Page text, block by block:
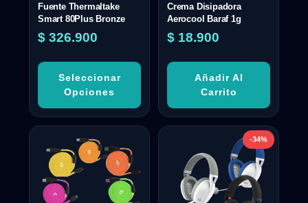
Fuente Thermaltake
Smart 80Plus Bronze
$ 326.900
Seleccionar
Opciones
Crema Disipadora
Aerocool Baraf 1g
$ 18.900
Añadir Al
Carrito
-34%